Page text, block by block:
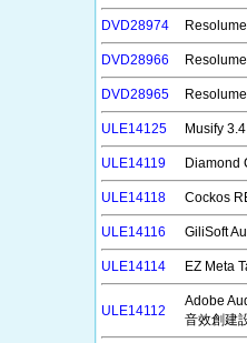
DVD28974
DVD28966
DVD28965
ULE14125 Musify
ULE14119 Diamond
ULE14118 Cockos
ULE14116 GiliSoft
ULE14114 EZ Meta
ULE14112
Adobe
音效創建